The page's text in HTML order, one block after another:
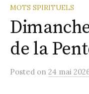
MOTS SPIRITUELS
de la
Posted on 24 mai